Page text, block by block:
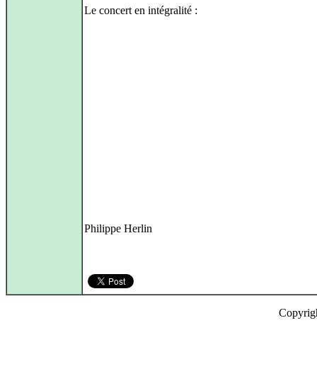
Le concert en intégralité :
Philippe Herlin